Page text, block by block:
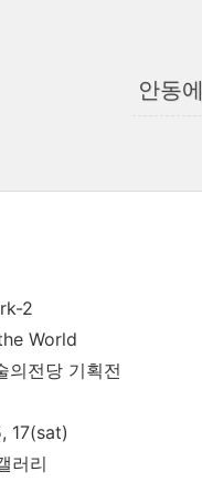
안동
2
World
의전당 기획전
17(sat)
러리